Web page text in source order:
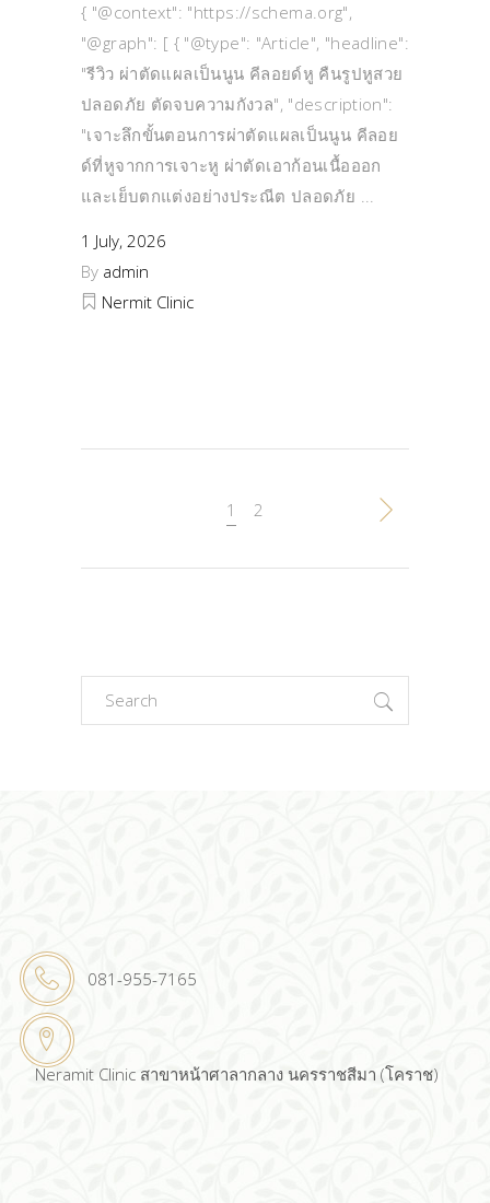
{ "@context": "https://schema.org",
"@graph": [ { "@type": "Article", "headline":
"รีวิว ผ่าตัดแผลเป็นนูน คีลอยด์หู คืนรูปหูสวย
ปลอดภัย ตัดจบความกังวล", "description":
"เจาะลึกขั้นตอนการผ่าตัดแผลเป็นนูน คีลอย
ด์ที่หูจากการเจาะหู ผ่าตัดเอาก้อนเนื้อออก
และเย็บตกแต่งอย่างประณีต ปลอดภัย
1 July, 2026
By admin
Nermit Clinic
1 2
Search
for:
081-955-7165
Neramit Clinic สาขาหน้าศาลากลาง นครราชสีมา (โคราช)